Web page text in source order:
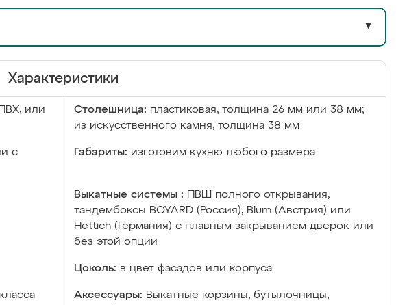
▼
Характеристики
или
Столешница: пластиковая, толщина 26 мм или 38 мм;
из искусственного камня, толщина 38 мм
с
Габариты: изготовим кухню любого размера
Выкатные системы :
ПВШ полного открывания,
тандембоксы BOYARD (Россия), Blum (Австрия) или
Hettich (Германия) с плавным закрыванием дверок или
без этой опции
Цоколь: в цвет фасадов или корпуса
Аксессуары: Выкатные корзины, бутылочницы,